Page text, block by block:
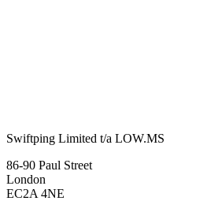
Swiftping Limited t/a LOW.MS
86-90 Paul Street
London
EC2A 4NE